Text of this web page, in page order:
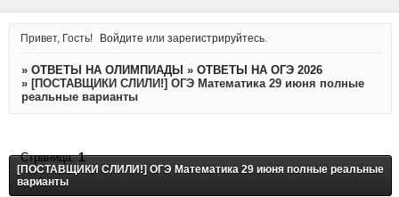
Привет, Гость! Войдите илизарегистрируйтесь
» ОТВЕТЫ НА ОЛИМПИАДЫ » ОТВЕТЫ НА ОГЭ 2026
» [ПОСТАВЩИКИ СЛИЛИ!] ОГЭ Математика 29 июня полные
реальные варианты
[ПОСТАВЩИКИ СЛИЛИ!] ОГЭ Математика 29 июня полные реальные
варианты
Страница:1